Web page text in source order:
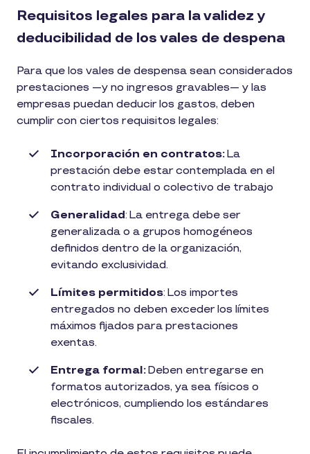
Requisitos legales para la validez y
deducibilidad de los vales de despena
Para que los vales de despensa sean considerados
prestaciones —y no ingresos gravables— y las
empresas puedan deducir los gastos, deben
cumplir con ciertos requisitos legales:
Incorporación en contratos:La
prestación debe estar contemplada en el
contrato individual o colectivo de trabajo
Generalidad: La entrega debe ser
generalizada o a grupos homogéneos
definidos dentro de la organización,
evitando exclusividad.
Límites permitidos: Los importes
entregados no deben exceder los límites
máximos fijados para prestaciones
exentas.
Entrega formal:Deben entregarse en
formatos autorizados, ya sea físicos o
electrónicos, cumpliendo los estándares
fiscales.